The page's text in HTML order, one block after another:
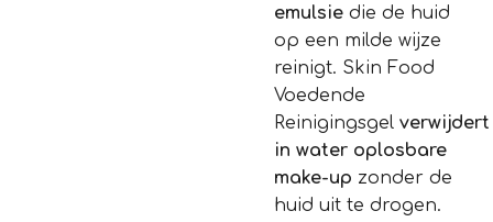
emulsie die de huid
op een milde wijze
reinigt. Skin Food
Voedende
Reinigingsgel verwijdert
in water oplosbare
make-up zonder de
huid uit te drogen.